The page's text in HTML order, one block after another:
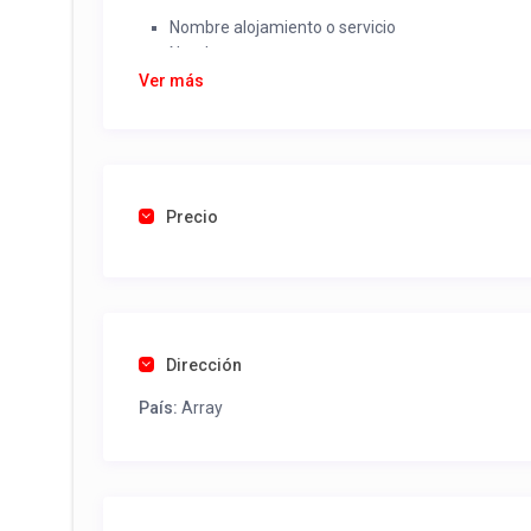
Nombre alojamiento o servicio
Nombre
Rut
Una vez recibido procederemos a activar su aviso
Ver más
Precio
Dirección
País: Array